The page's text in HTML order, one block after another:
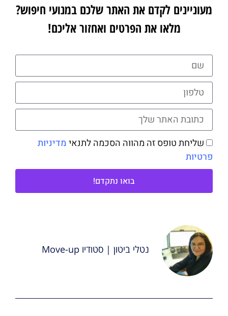
מעוניינים לקדם את האתר שלכם במנועי חיפוש?
מלאו את הפרטים ואחזור אליכם!
שליחת טופס זה מהווה הסכמה לתנאימדיניות
פרטיות
בואו נתקדם!
נטלי ביטון | סטודיו Move-up